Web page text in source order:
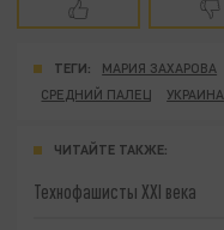
ТЕГИ: МАРИЯ ЗАХАРОВА
СРЕДНИЙ ПАЛЕЦ
УКРАИНА
ЧИТАЙТЕ ТАКЖЕ:
Технофашисты XXI века